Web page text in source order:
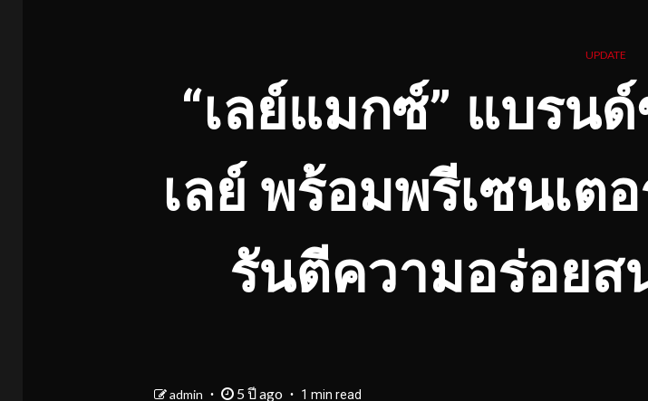
UPDATE
“เลย์แมกซ์” แบรน
เลย์ พร้อมพรีเซนเต
รันตีความอร่อยส
admin 5 ปี ago 1 min read